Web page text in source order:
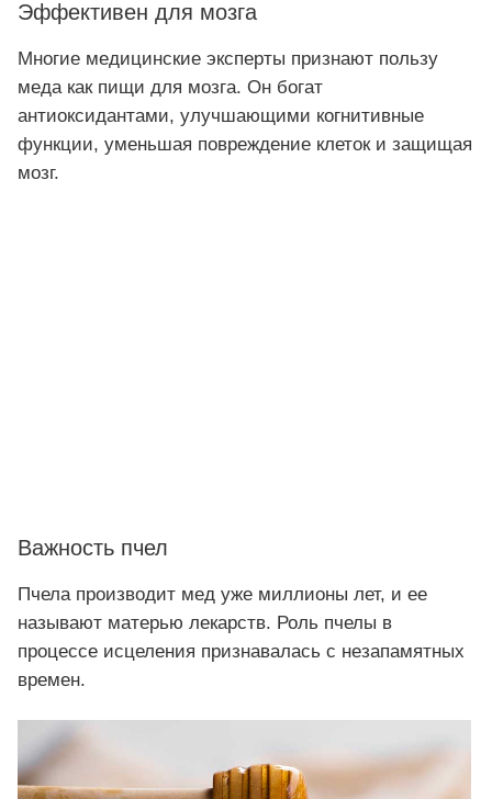
Эффективен для мозга
Многие медицинские эксперты признают пользу
меда как пищи для мозга. Он богат
антиоксидантами, улучшающими когнитивные
функции, уменьшая повреждение клеток и защищая
мозг.
Важность пчел
Пчела производит мед уже миллионы лет, и ее
называют матерью лекарств. Роль пчелы в
процессе исцеления признавалась с незапамятных
времен.